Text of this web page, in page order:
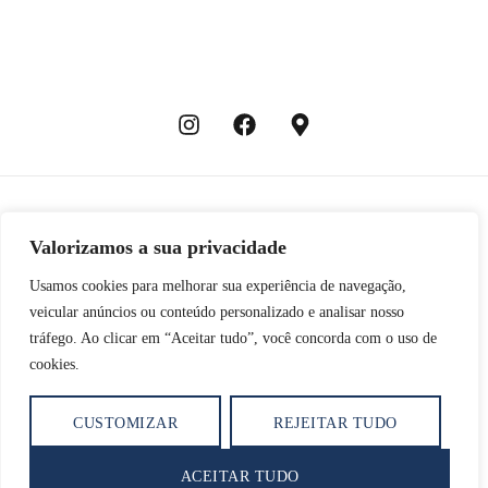
Valorizamos a sua privacidade
Usamos cookies para melhorar sua experiência de navegação,
veicular anúncios ou conteúdo personalizado e analisar nosso
tráfego. Ao clicar em “Aceitar tudo”, você concorda com o uso de
cookies.
CUSTOMIZAR REJEITAR TUDO
ACEITAR TUDO
© 2025 Dr. Ivando Araújo. Todos os direitos reservados.
Acabar com as suas dores está
a um clique de distância.